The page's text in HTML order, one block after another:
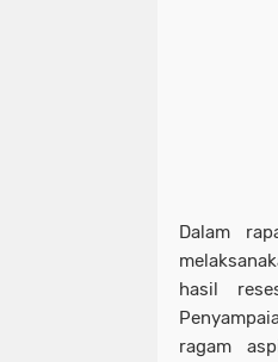
Dalam
hasil
ragam